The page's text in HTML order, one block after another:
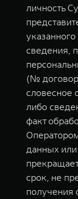
личность
сведения,
(№
словесное
либо
факт
данных или
срок, не
получения